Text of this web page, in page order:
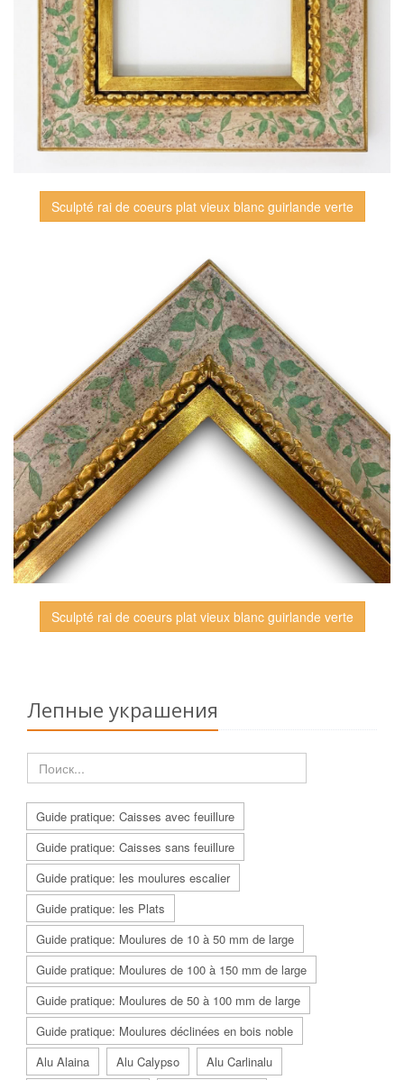
Sculpté rai de coeurs plat vieux blanc guirlande verte
Sculpté rai de coeurs plat vieux blanc guirlande verte
Лепные украшения
Guide pratique: Caisses avec feuillure
Guide pratique: Caisses sans feuillure
Guide pratique: les moulures escalier
Guide pratique: les Plats
Guide pratique: Moulures de 10 à 50 mm de large
Guide pratique: Moulures de 100 à 150 mm de large
Guide pratique: Moulures de 50 à 100 mm de large
Guide pratique: Moulures déclinées en bois noble
Alu Alaina
Alu Calypso
Alu Carlinalu